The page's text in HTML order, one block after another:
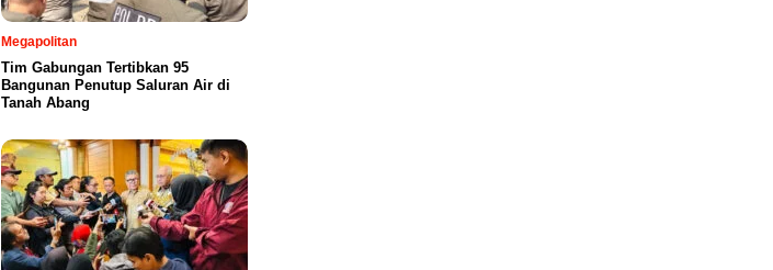
Megapolitan
Tim Gabungan Tertibkan 95
Bangunan Penutup Saluran Air di
Tanah Abang